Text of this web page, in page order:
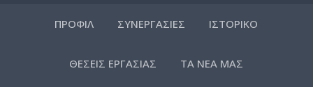
ΠΡΟΦΙΛ ΣΥΝΕΡΓΑΣΙΕΣ ΙΣΤΟΡΙΚΟ
ΘΕΣΕΙΣ ΕΡΓΑΣΙΑΣ ΤΑ ΝΕΑ ΜΑΣ